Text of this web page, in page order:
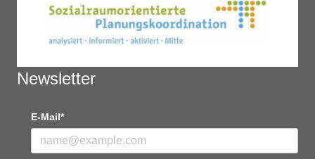
Newsletter
E-Mail*